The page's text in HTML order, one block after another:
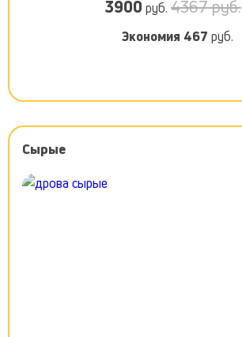
3900 руб. 4367 руб.
Экономия 467 руб.
Сырые